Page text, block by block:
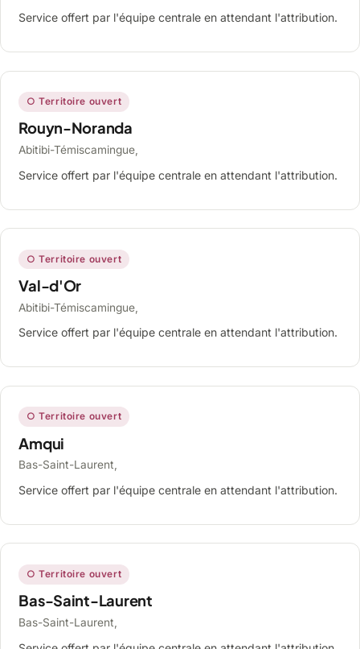
Service offert par l'équipe centrale en attendant l'attribution.
○ Territoire ouvert
Rouyn-Noranda
Abitibi-Témiscamingue,
Service offert par l'équipe centrale en attendant l'attribution.
○ Territoire ouvert
Val-d'Or
Abitibi-Témiscamingue,
Service offert par l'équipe centrale en attendant l'attribution.
○ Territoire ouvert
Amqui
Bas-Saint-Laurent,
Service offert par l'équipe centrale en attendant l'attribution.
○ Territoire ouvert
Bas-Saint-Laurent
Bas-Saint-Laurent,